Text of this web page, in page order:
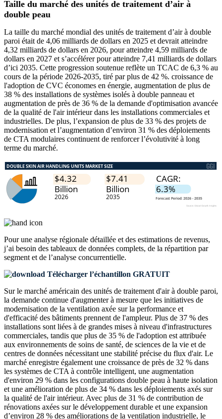
Taille du marché des unités de traitement d’air à
double peau
La taille du marché mondial des unités de traitement d’air à double
paroi était de 4,06 milliards de dollars en 2025 et devrait atteindre
4,32 milliards de dollars en 2026, pour atteindre 4,59 milliards de
dollars en 2027 et s’accélérer pour atteindre 7,41 milliards de dollars
d’ici 2035. Cette progression soutenue reflète un TCAC de 6,3 % au
cours de la période 2026-2035, tiré par plus de 42 %. croissance de
l'adoption de CVC économes en énergie, augmentation de plus de
38 % des installations de systèmes isolés à double panneau et
augmentation de près de 36 % de la demande d'optimisation avancée
de la qualité de l'air intérieur dans les installations commerciales et
industrielles. De plus, l’expansion de plus de 33 % des projets de
modernisation et l’augmentation d’environ 31 % des déploiements
de CTA modulaires continuent de renforcer l’évolutivité à long
terme du marché.
Pour une analyse régionale détaillée et des estimations de revenus,
j’ai besoin des tableaux de données complets, de la répartition par
segment et de l’analyse concurrentielle.
Télécharger l’échantillon GRATUIT
Sur le marché américain des unités de traitement d'air à double paroi,
la demande continue d'augmenter à mesure que les initiatives de
modernisation de la ventilation axée sur la performance et
d'efficacité des bâtiments prennent de l'ampleur. Plus de 37 % des
installations sont liées à de grandes mises à niveau d'infrastructures
commerciales, tandis que plus de 35 % de l'adoption est attribuée
aux environnements de soins de santé, de sciences de la vie et de
centres de données nécessitant une stabilité précise du flux d'air. Le
marché enregistre également une croissance de près de 32 % dans
les systèmes de CTA à contrôle intelligent, une augmentation
d'environ 29 % dans les configurations double peau à haute isolation
et une amélioration de plus de 34 % dans les déploiements axés sur
la qualité de l'air intérieur. Avec plus de 31 % de contribution de
rénovations axées sur le développement durable et une expansion
d’environ 28 % des améliorations de la ventilation industrielle, le